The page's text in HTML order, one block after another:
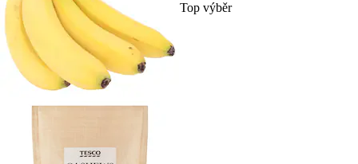
Top výběr